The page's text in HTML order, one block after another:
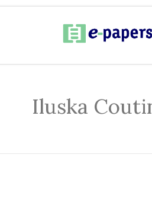
Iluska